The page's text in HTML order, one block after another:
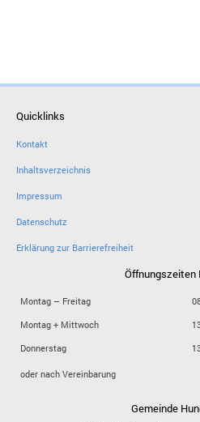
Quicklinks
Kontakt
Inhaltsverzeichnis
Impressum
Datenschutz
Erklärung zur Barrierefreiheit
Öffnungszeiten
Montag – Freitag
Montag + Mittwoch
Donnerstag
oder nach Vereinbarung
Gemeinde